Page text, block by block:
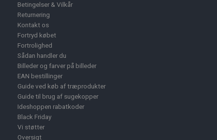
Betingelser & Vilkår
Returnering
Kontakt os
Fortryd købet
Fortrolighed
Sådan handler du
Billeder og farver på billeder
EAN bestillinger
Guide ved køb af træprodukter
Guide til brug af sugekopper
Ideshoppen rabatkoder
Black Friday
Vi støtter
Oversigt